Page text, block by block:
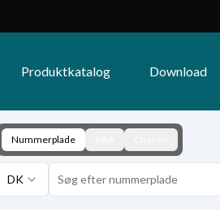
Produktkatalog Download
Nummerplade
DK